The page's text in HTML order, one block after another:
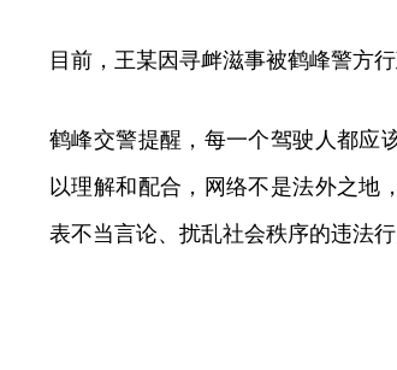
目前，王某因寻衅滋事被鹤峰警方行
鹤峰交警提醒，每一个驾驶人都应
以理解和配合，网络不是法外之地
表不当言论、扰乱社会秩序的违法